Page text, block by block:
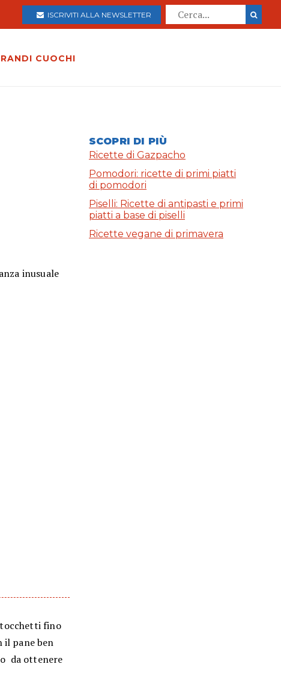
ISCRIVITI ALLA NEWSLETTER
CUOCHI
inusuale
fino
il pane ben
da ottenere
SCOPRI DI PIÙ
Ricette di Gazpacho
Pomodori: ricette di primi piatti
di pomodori
Piselli: Ricette di antipasti e primi
piatti a base di piselli
Ricette vegane di primavera